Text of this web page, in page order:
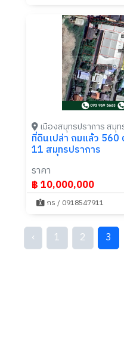
เมืองสมุทรปราการ สมุ
ที่ดินเปล่า ถมแล้ว 560
11 สมุทรปราการ
ราคา
฿ 10,000,000
กร / 0918547911
‹ 1 2 3